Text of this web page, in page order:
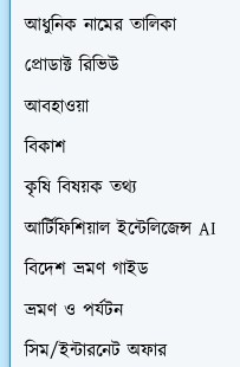
আধুনিক নামের তালিকা
প্রোডাক্ট রিভিউ
আবহাওয়া
বিকাশ
কৃষি বিষয়ক তথ্য
আর্টিফিশিয়াল ইন্টেলিজেন্স AI
বিদেশ ভ্রমণ গাইড
ভ্রমণ ও পর্যটন
সিম/ইন্টারনেট অফার